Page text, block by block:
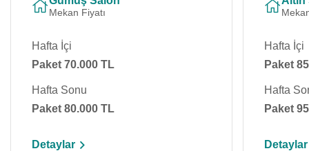
Mekan Fiyatı
Hafta İçi
Paket 70.000 TL
Hafta Sonu
Paket 80.000 TL
Detaylar
Hafta İçi
Paket
Hafta
Paket
Detaylar